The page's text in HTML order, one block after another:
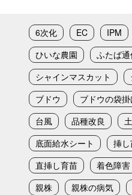
6次化 EC IPM
ひいな農園
ふたば
シャインマスカット
ブドウ
ブドウの袋掛
台風
品種改良
底面給水シート
挿
直挿し育苗
着色障害
親株
親株の病気